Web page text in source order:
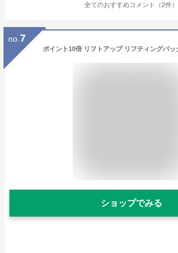
全てのおすすめコメント（2件）
no. 7
ショップでみる